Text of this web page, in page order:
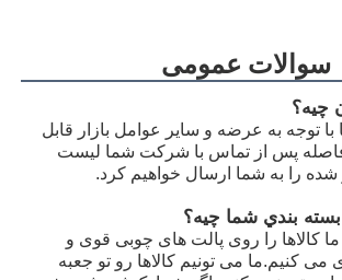
A11VLO190LE2S/11L-
A11VLO190LE2S/11L-
A11VLO190LE2S/11L-
A11VLO190LE2S/11L-
A11VLO190LE2S/11L-
A11VLO190LE2S/11L-
سوالات عمومی
توجه به عرضه و سایر عوامل بازار قابل
پس از تماس با شرکت شما لیست
را به شما ارسال خواهیم کرد.
کالاها را روی پالت های چوبی قوی و
می کنیم.ما می تونیم کالاها رو تو جعبه